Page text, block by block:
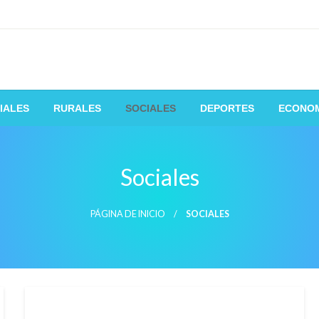
de la manera mas fácil y rápida
RURALES SOCIALES DEPORTES
Sociales
PÁGINA DE INICIO SOCIALES